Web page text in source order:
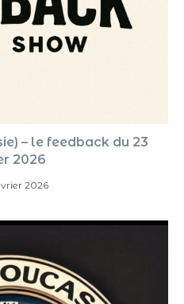
– le feedback du 23
2026
2026